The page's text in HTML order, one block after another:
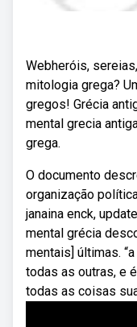
Webheróis,
mitologia grega?
gregos! Grécia
mental grecia
grega.
O documento
organização
janaina enck,
mental grécia
mentais] últimas.
todas as outras, e
todas as coisas